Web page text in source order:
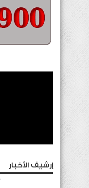
إرشيف الأخبار